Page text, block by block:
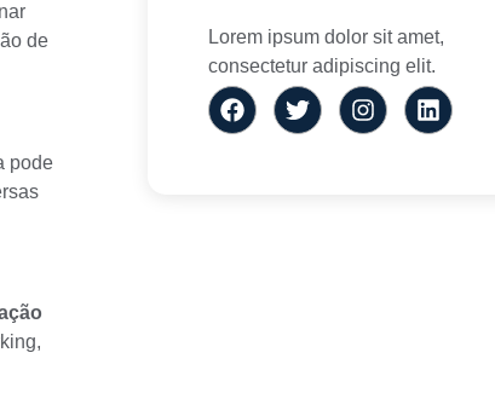
de
pode
,
Lorem ipsum dolor sit amet,
consectetur adipiscing elit.